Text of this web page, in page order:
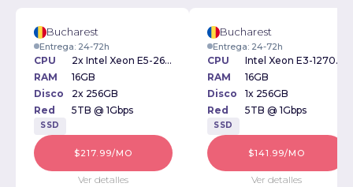
Bucharest
Entrega: 24-72h
CPU
2x Intel Xeon E5-2609v2 2.50GHz
RAM
16GB
Disco
2x 256GB
Red
5TB @ 1Gbps
SSD
$217.99/MO
Ver detalles
Bucharest
Entrega: 24-72h
CPU
Intel Xeon E3-1270v2 3.50GHz
RAM
16GB
Disco
1x 256GB
Red
5TB @ 1Gbps
SSD
$141.99/MO
Ver detalles